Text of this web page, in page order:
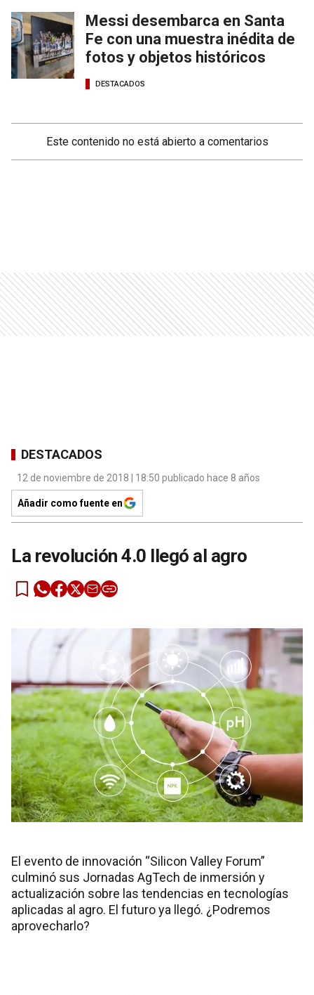
Messi desembarca en Santa
Fe con una muestra inédita de
fotos y objetos históricos
DESTACADOS
Este contenido no está abierto a comentarios
DESTACADOS
12 de noviembre de 2018 | 18:50 publicado hace 8 años
Añadir como fuente en
La revolución 4.0 llegó al agro
El evento de innovación “Silicon Valley Forum”
culminó sus Jornadas AgTech de inmersión y
actualización sobre las tendencias en tecnologías
aplicadas al agro. El futuro ya llegó. ¿Podremos
aprovecharlo?